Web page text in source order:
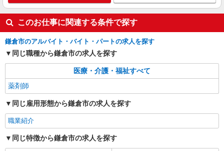
このお仕事に関連する条件で探す
鎌倉市のアルバイト・バイト・パートの求人を探す
同じ職種から鎌倉市の求人を探す
医療・介護・福祉すべて
薬剤師
同じ雇用形態から鎌倉市の求人を探す
職業紹介
同じ特徴から鎌倉市の求人を探す